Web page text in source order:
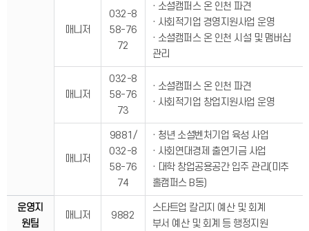
매니저
032-8
58-76
72
· 소셜캠퍼스 온 인천 파견
· 사회적기업 경영지원사업 운영
· 소셜캠퍼스 온 인천 시설 및 맴버십
관리
매니저
032-8
58-76
73
· 소셜캠퍼스 온 인천 파견
· 사회적기업 창업지원사업 운영
매니저
9881/
032-8
58-76
74
· 청년 소셜벤처기업 육성 사업
· 사회연대경제 출연기금 사업
· 대학 창업공용공간 입주 관리(미추
홀캠퍼스 B동)
운영지
원팀
매니저 9882
스타트업 칼리지 예산 및 회계
부서 예산 및 회계 등 행정지원